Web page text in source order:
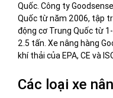
Quốc. Công ty
Quốc từ năm 2006, tập
động cơ Trung Quốc từ
2.5 tấn. Xe nâng hàng
khí thải của EPA, CE và
Các loại xe